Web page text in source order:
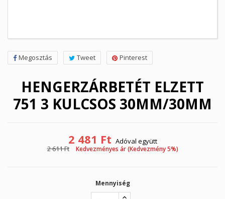
Megosztás Tweet Pinterest
HENGERZÁRBETÉT ELZETT
751 3 KULCSOS 30MM/30MM
2 481 Ft Adóval együtt
2 611 Ft
Kedvezményes ár (Kedvezmény 5%)
Mennyiség